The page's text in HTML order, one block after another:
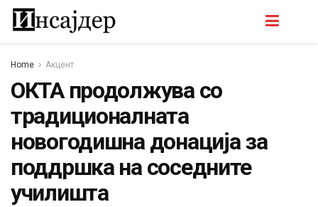
Home Акцент
ОКТА продолжува со
традиционалната
новогодишна донација за
поддршка на соседните
училишта